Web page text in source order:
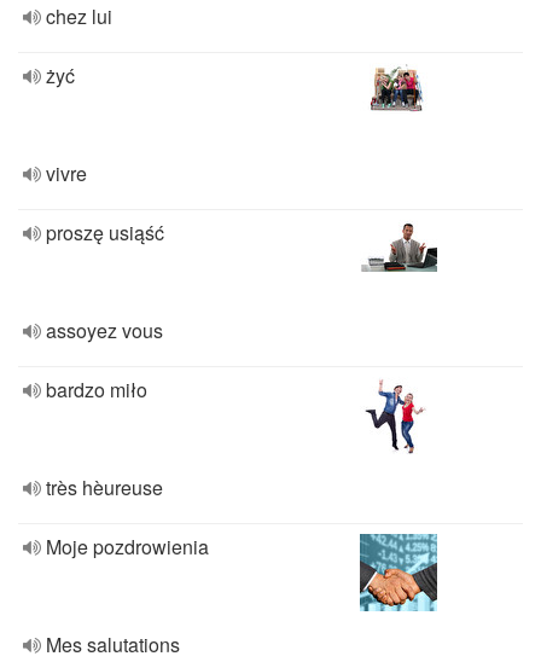
chez lui
żyć
vivre
proszę usiąść
assoyez vous
bardzo miło
très hèureuse
Moje pozdrowienia
Mes salutations